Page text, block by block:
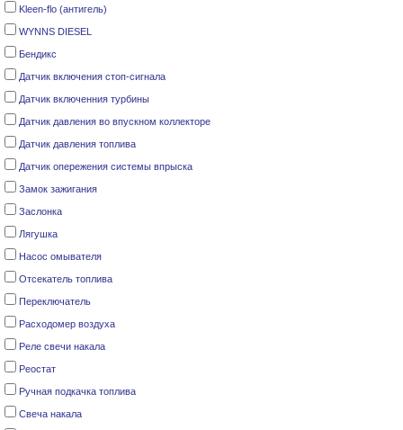
Kleen-flo (антигель)
WYNNS DIESEL
Бендикс
Датчик включения стоп-сигнала
Датчик включенния турбины
Датчик давления во впускном коллекторе
Датчик давления топлива
Датчик опережения системы впрыска
Замок зажигания
Заслонка
Лягушка
Насос омывателя
Отсекатель топлива
Переключатель
Расходомер воздуха
Реле cвечи накала
Реостат
Ручная подкачка топлива
Свеча накала